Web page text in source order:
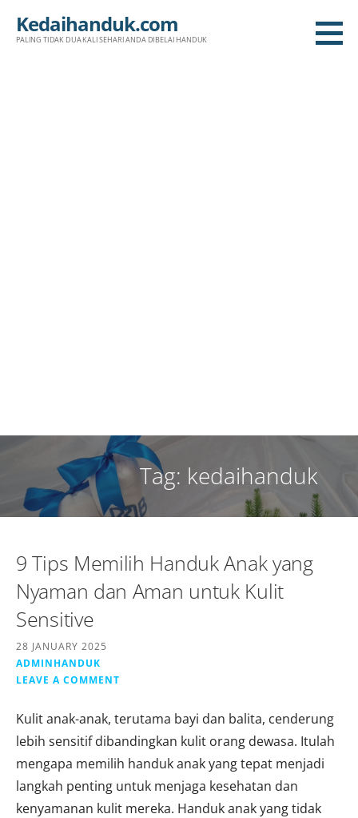
Kedaihanduk.com
PALING TIDAK DUA KALI SEHARI ANDA DIBELAI HANDUK
Tag: kedaihanduk
9 Tips Memilih Handuk Anak yang
Nyaman dan Aman untuk Kulit
Sensitive
28 JANUARY 2025
ADMINHANDUK
LEAVE A COMMENT
Kulit anak-anak, terutama bayi dan balita, cenderung
lebih sensitif dibandingkan kulit orang dewasa. Itulah
mengapa memilih handuk anak yang tepat menjadi
langkah penting untuk menjaga kesehatan dan
kenyamanan kulit mereka. Handuk anak yang tidak